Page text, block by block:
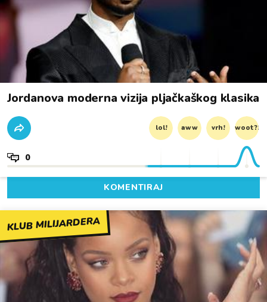
Jordanova moderna vizija pljačkaškog klasika
lol! aww vrh! woot?!
0
KOMENTIRAJ
KLUB MILIJARDERA